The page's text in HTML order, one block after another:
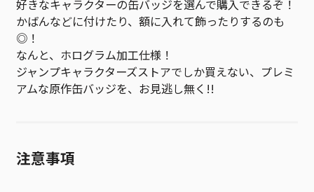
好きなキャラクターの缶バッジを選んで購入できるぞ！
かばんなどに付けたり、額に入れて飾ったりするのも
◎！
なんと、ホログラム加工仕様！
ジャンプキャラクターズストアでしか買えない、プレミ
アムな原作缶バッジを、お見逃し無く!!
注意事項